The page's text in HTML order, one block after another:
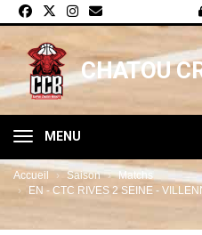
CHATOU
MENU
Accueil Saison
Matchs
EN - CTC RIVES 2 SEINE -
Panneau de gestion des cookies